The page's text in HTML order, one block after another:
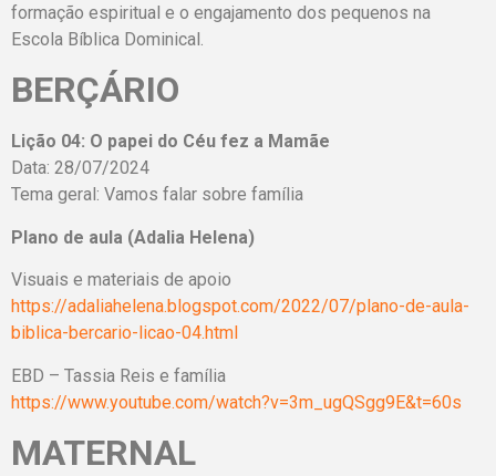
formação espiritual e o engajamento dos pequenos na
Escola Bíblica Dominical.
BERÇÁRIO
Lição 04: O papei do Céu fez a Mamãe
Data: 28/07/2024
Tema geral: Vamos falar sobre família
Plano de aula (Adalia Helena)
Visuais e materiais de apoio
https://adaliahelena.blogspot.com/2022/07/plano-de-aula-
biblica-bercario-licao-04.html
EBD – Tassia Reis e família
https://www.youtube.com/watch?v=3m_ugQSgg9E&t=60s
MATERNAL